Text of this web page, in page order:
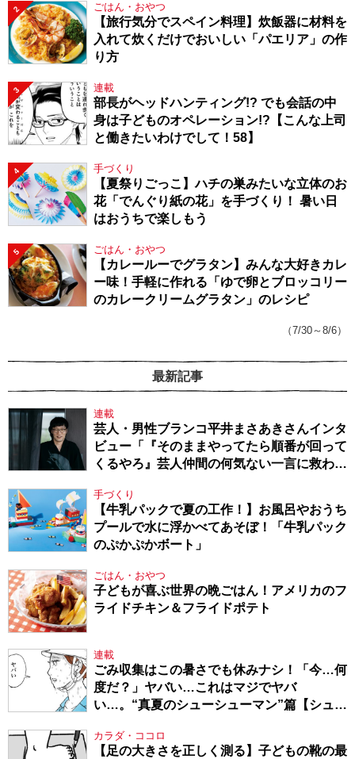
2 ごはん・おやつ
【旅行気分でスペイン料理】炊飯器に材料を
入れて炊くだけでおいしい「パエリア」の作
り方
3 連載
部長がヘッドハンティング!? でも会話の中
身は子どものオペレーション!?【こんな上司
と働きたいわけでして！58】
4 手づくり
【夏祭りごっこ】ハチの巣みたいな立体のお
花「でんぐり紙の花」を手づくり！ 暑い日
はおうちで楽しもう
5 ごはん・おやつ
【カレールーでグラタン】みんな大好きカレ
ー味！手軽に作れる「ゆで卵とブロッコリー
のカレークリームグラタン」のレシピ
（7/30～8/6）
最新記事
連載
芸人・男性ブランコ平井まさあきさんインタ
ビュー「『そのままやってたら順番が回って
くるやろ』芸人仲間の何気ない一言に救われ
手づくり
【牛乳パックで夏の工作！】お風呂やおうち
プールで水に浮かべてあそぼ！「牛乳パック
のぷかぷかボート」
ごはん・おやつ
子どもが喜ぶ世界の晩ごはん！アメリカのフ
ライドチキン＆フライドポテト
連載
ごみ収集はこの暑さでも休みナシ！「今…何
度だ？」ヤバい…これはマジでヤバ
い…。“真夏のシューシューマン”篇【シュー
カラダ・ココロ
【足の大きさを正しく測る】子どもの靴の最